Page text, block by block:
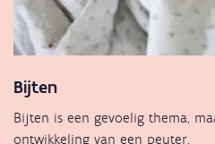
Bijten
Bijten is een gevoelig thema,
ontwikkeling van een peuter.